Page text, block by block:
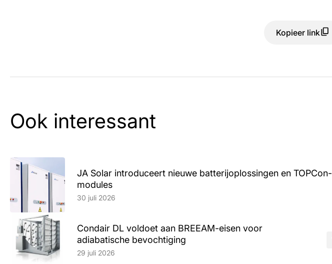
Kopieer link
Ook interessant
JA Solar introduceert nieuwe batterijoplossingen en TOPCon-
modules
Lees artikel
30 juli 2026
Condair DL voldoet aan BREEAM-eisen voor
adiabatische bevochtiging
Lees artikel
29 juli 2026